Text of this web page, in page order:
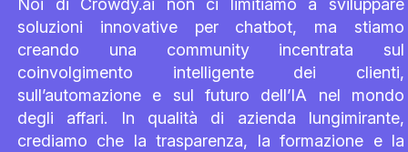
Noi di Crowdy.ai non ci limitiamo a sviluppare
soluzioni innovative per chatbot, ma stiamo
creando una community incentrata sul
coinvolgimento intelligente dei clienti,
sull’automazione e sul futuro dell’IA nel mondo
degli affari. In qualità di azienda lungimirante,
crediamo che la trasparenza, la formazione e la